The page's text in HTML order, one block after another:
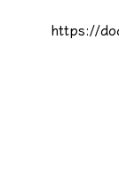
https://